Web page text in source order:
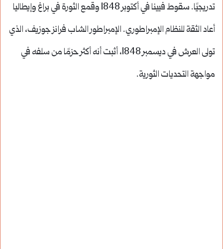
تدريجيًا. سقوط فيينا في أكتوبر 1848 وقمع الثورة في براغ وإيطاليا
أعاد الثقة للنظام الإمبراطوري. الإمبراطور الشاب فرانز جوزيف، الذي
تولى العرش في ديسمبر 1848، أثبت أنه أكثر حزمًا من سلفه في
مواجهة التحديات الثورية.